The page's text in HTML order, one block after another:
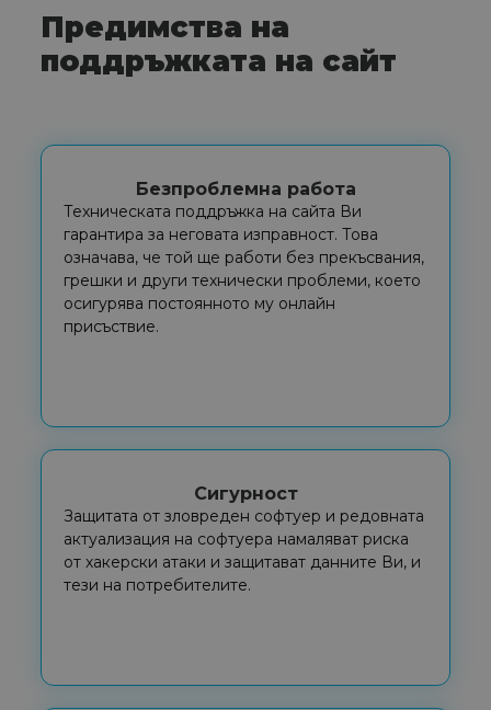
Предимства на
поддръжката на сайт
Безпроблемна работа
Техническата поддръжка на сайта Ви
гарантира за неговата изправност. Това
означава, че той ще работи без прекъсвания,
грешки и други технически проблеми, което
осигурява постоянното му онлайн
присъствие.
Сигурност
Защитата от зловреден софтуер и редовната
актуализация на софтуера намаляват риска
от хакерски атаки и защитават данните Ви, и
тези на потребителите.